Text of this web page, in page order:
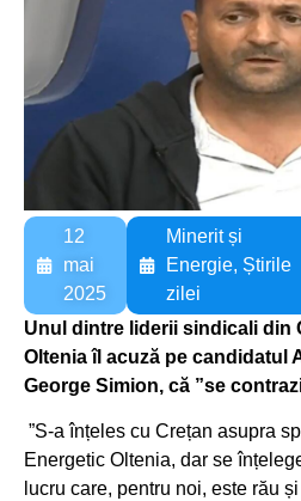
12
mai
2025
Minerit și
Energie, Știrile
zilei
Unul dintre liderii sindicali din
Oltenia îl acuză pe candidatul
George Simion, că ”se
”S-a înțeles cu Crețan asupra
Energetic Oltenia, dar se
lucru care, pentru noi, este rău